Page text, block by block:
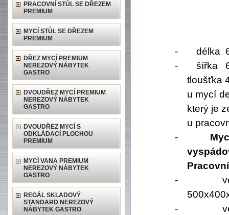
PRACOVNÍ STŮL SE DŘEZEM
PREMIUM
MYCÍ STŮL SE DŘEZEM
PREMIUM
DŘEZ MYCÍ PREMIUM
NEREZOVÝ NÁBYTEK
GASTRO
DVOUDŘEZ MYCÍ PREMIUM
NEREZOVÝ NÁBYTEK
GASTRO
DVOUDŘEZ MYCÍ S
ODKLÁDACÍ PLOCHOU
PREMIUM
MYCÍ VANA PREMIUM
NEREZOVÝ NÁBYTEK
GASTRO
REGÁL SKLADOVÝ
STANDARD NEREZOVÝ
NÁBYTEK GASTRO
-
délka
-
šířka
tloušťka
u mycí
který je
u
-
-
-